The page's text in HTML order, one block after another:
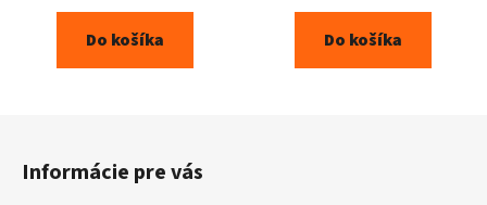
Do košíka Do košíka
Informácie pre vás